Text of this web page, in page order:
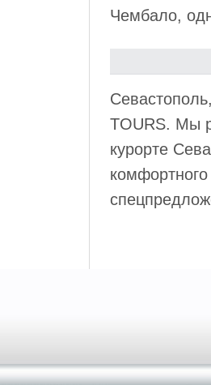
Чембало,
TOURS. Мы
курорте